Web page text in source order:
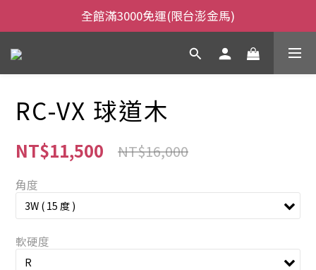
全館滿3000免運(限台澎金馬)
全館滿3000免運(限台澎金馬)
當日下午2:00前下單，當日出貨
全館滿3000免運(限台澎金馬)
RC-VX 球道木
NT$11,500 NT$16,000
角度
軟硬度